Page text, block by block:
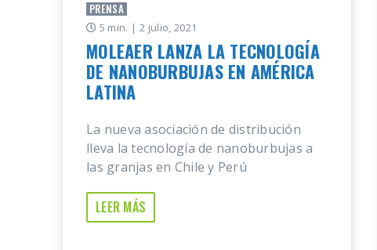
PRENSA
5 min. | 2 julio, 2021
MOLEAER LANZA LA TECNOLOGÍA
DE NANOBURBUJAS EN AMÉRICA
LATINA
La nueva asociación de distribución
lleva la tecnología de nanoburbujas a
las granjas en Chile y Perú
LEER MÁS